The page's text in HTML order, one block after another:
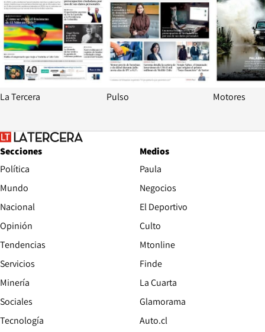
La Tercera Pulso Motores
Secciones
Política
Mundo
Nacional
Opinión
Tendencias
Servicios
Minería
Sociales
Tecnología
Medios
Paula
Negocios
El Deportivo
Culto
Mtonline
Finde
La Cuarta
Glamorama
Auto.cl